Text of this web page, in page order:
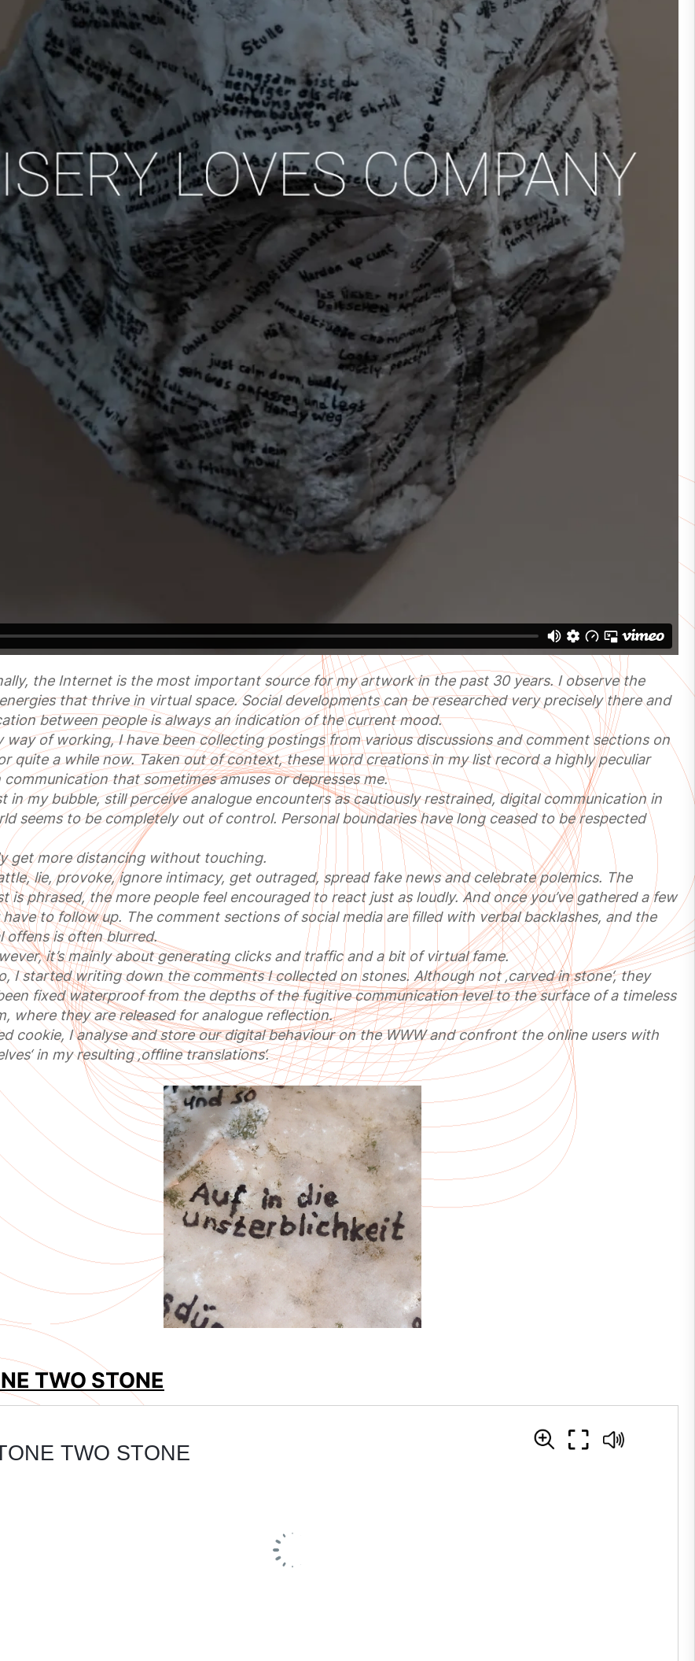
the Internet is the most important source for my artwork in the past 30 years. I observe the
that thrive in virtual space. Social developments can be researched very precisely there and
between people is always an indication of the current mood.
way of working, I have been collecting postings from various discussions and comment sections on
quite a while now. Taken out of context, these word creations in my list record a highly peculiar
that sometimes amuses or depresses me.
in my bubble, still perceive analogue encounters as cautiously restrained, digital communication in
seems to be completely out of control. Personal boundaries have long ceased to be respected
get more distancing without touching.
lie, provoke, ignore intimacy, get outraged, spread fake news and celebrate polemics. The
is phrased, the more people feel encouraged to react just as loudly. And once you’ve gathered a few
to follow up. The comment sections of social media are filled with verbal backlashes, and the
offens is often blurred.
it’s mainly about generating clicks and traffic and a bit of virtual fame.
I started writing down the comments I collected on stones. Although not ‚carved in stone‘, they
fixed waterproof from the depths of the fugitive communication level to the surface of a timeless
where they are released for analogue reflection.
cookie, I analyse and store our digital behaviour on the WWW and confront the online users with
in my resulting ‚offline translations‘.
TWO STONE